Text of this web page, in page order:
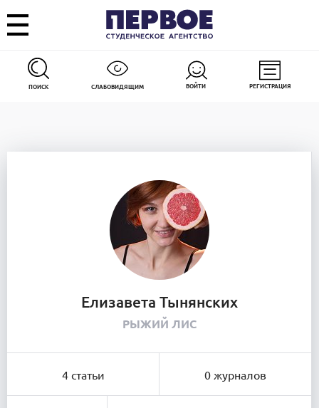
ПОИСК СЛАБОВИДЯЩИМ ВОЙТИ РЕГИСТРАЦИЯ
Елизавета Тынянских
РЫЖИЙ ЛИС
4 статьи 0 журналов